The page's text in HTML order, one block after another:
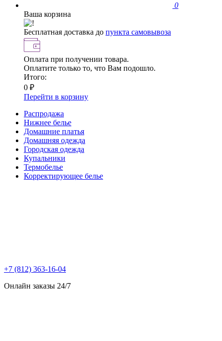
0
Ваша корзина
Бесплатная доставка до пункта самовывоза
Оплата при получении товара.
Оплатите только то, что Вам подошло.
Итого:
0 ₽
Перейти в корзину
Распродажа
Нижнее белье
Домашние платья
Домашняя одежда
Городская одежда
Купальники
Термобелье
Корректирующее белье
+7 (812) 363-16-04
Онлайн заказы 24/7